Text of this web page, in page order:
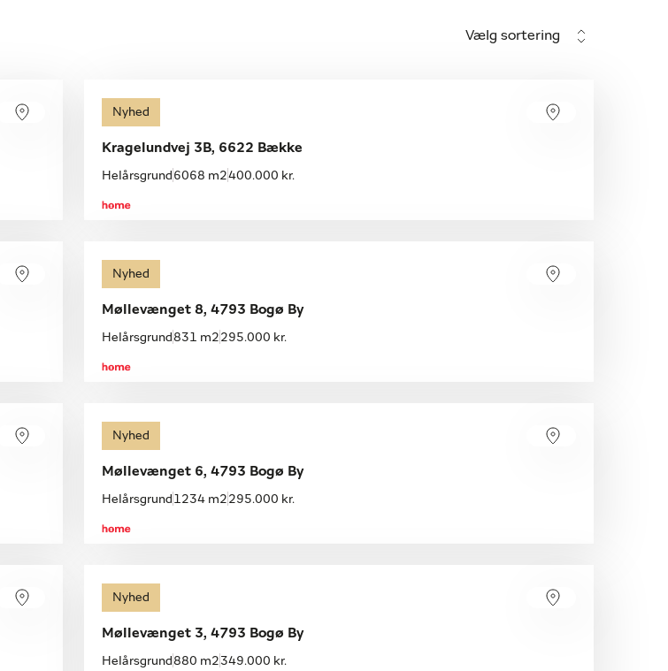
Vælg sortering
Nyhed
Kragelundvej 3B, 6622 Bække
Helårsgrund 6068 m2400.000 kr.
Nyhed
Møllevænget 8, 4793 Bogø By
Helårsgrund 831 m2 295.000 kr.
Nyhed
Møllevænget 6, 4793 Bogø By
Helårsgrund 1234 m2 295.000 kr.
Nyhed
Møllevænget 3, 4793 Bogø By
Helårsgrund 880 m2 349.000 kr.